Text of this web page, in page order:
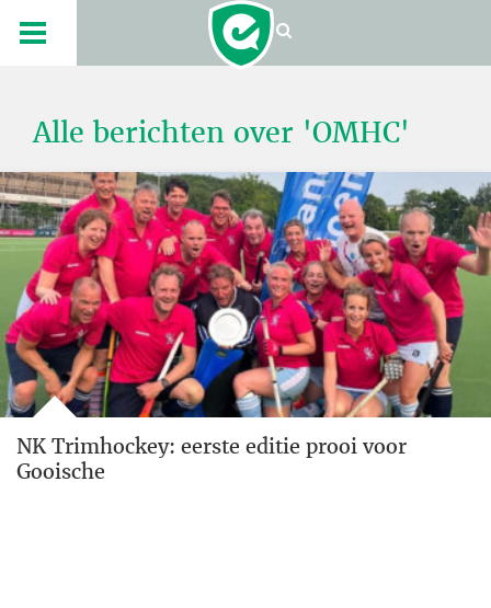
Alle berichten over 'OMHC'
NK Trimhockey: eerste editie prooi voor
Gooische